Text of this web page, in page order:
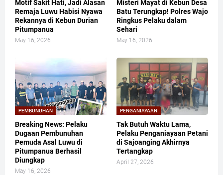
Motif Sakit Hati, Jadi Alasan
Remaja Luwu Habisi Nyawa
Rekannya di Kebun Durian
Pitumpanua
May 16, 2026
Misteri Mayat di Kebun Desa
Batu Terungkap! Polres Wajo
Ringkus Pelaku dalam
Sehari
May 16, 2026
PEMBUNUHAN
Breaking News: Pelaku
Dugaan Pembunuhan
Pemuda Asal Luwu di
Pitumpanua Berhasil
Diungkap
May 16, 2026
PENGANIAYAAN
Tak Butuh Waktu Lama,
Pelaku Penganiayaan Petani
di Sajoanging Akhirnya
Tertangkap
April 27, 2026